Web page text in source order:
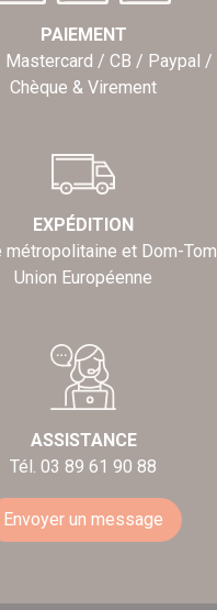
PAIEMENT
Mastercard / CB / Paypal /
Chèque & Virement
EXPÉDITION
métropolitaine et Dom-Tom
Union Européenne
ASSISTANCE
Tél. 03 89 61 90 88
Envoyer un message